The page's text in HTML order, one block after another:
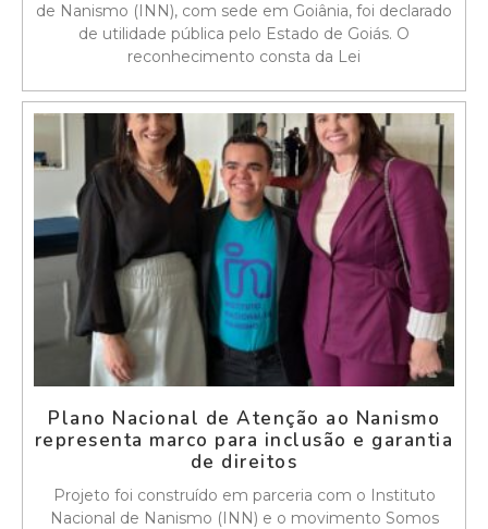
de Nanismo (INN), com sede em Goiânia, foi declarado
de utilidade pública pelo Estado de Goiás. O
reconhecimento consta da Lei
Plano Nacional de Atenção ao Nanismo
representa marco para inclusão e garantia
de direitos
Projeto foi construído em parceria com o Instituto
Nacional de Nanismo (INN) e o movimento Somos